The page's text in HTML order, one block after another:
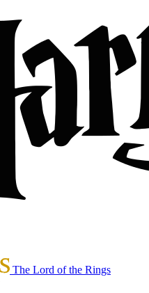
The Lord of the Rings